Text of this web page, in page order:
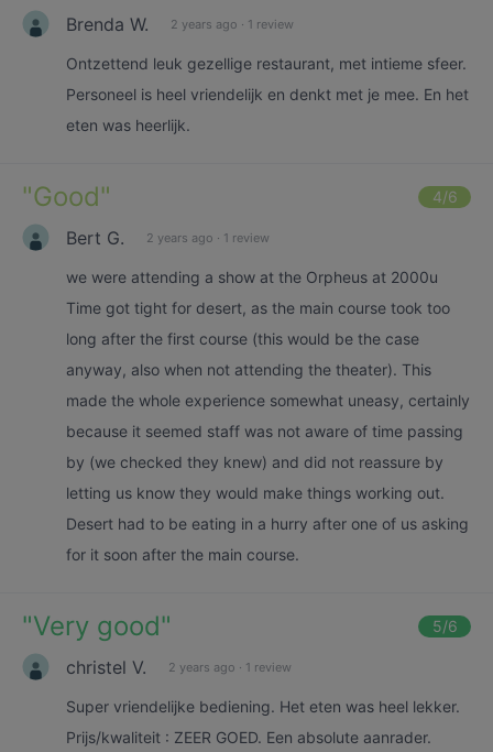
Brenda W. 2 years ago · 1 review
Ontzettend leuk gezellige restaurant, met intieme sfeer.
Personeel is heel vriendelijk en denkt met je mee. En het
eten was heerlijk.
"Good" 4/6
Bert G. 2 years ago · 1 review
we were attending a show at the Orpheus at 2000u
Time got tight for desert, as the main course took too
long after the first course (this would be the case
anyway, also when not attending the theater). This
made the whole experience somewhat uneasy, certainly
because it seemed staff was not aware of time passing
by (we checked they knew) and did not reassure by
letting us know they would make things working out.
Desert had to be eating in a hurry after one of us asking
for it soon after the main course.
"Very good" 5/6
christel V. 2 years ago · 1 review
Super vriendelijke bediening. Het eten was heel lekker.
Prijs/kwaliteit : ZEER GOED. Een absolute aanrader.